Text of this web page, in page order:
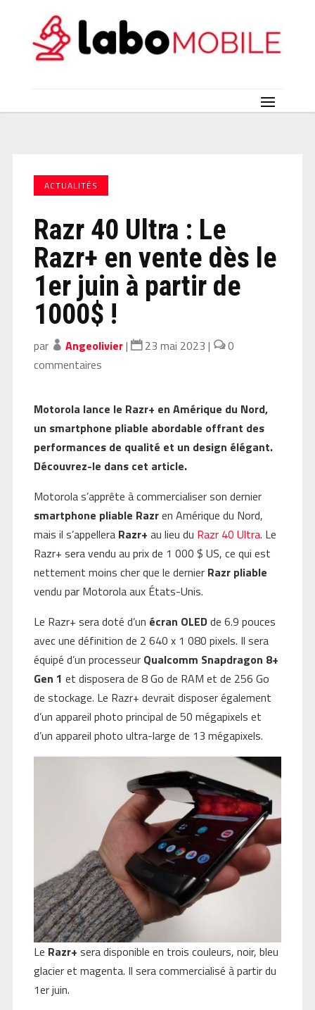
ACTUALITÉS
Razr 40 Ultra : Le
Razr+ en vente dès le
1er juin à partir de
1000$ !
par Angeolivier| 23 mai 2023 |
0
commentaires
Motorola lance le Razr+ en Amérique du Nord,
un smartphone pliable abordable offrant des
performances de qualité et un design élégant.
Découvrez-le dans cet article.
Motorola s’apprête à commercialiser son dernier
smartphone pliable Razren Amérique du Nord,
mais il s’appellera Razr+ au lieu du Razr 40 Ultra. Le
Razr+ sera vendu au prix de 1 000 $ US, ce qui est
nettement moins cher que le dernier Razr pliable
vendu par Motorola aux États-Unis.
Le Razr+ sera doté d’un écran OLEDde 6.9 pouces
avec une définition de 2 640 x 1 080 pixels. Il sera
équipé d’un processeur Qualcomm Snapdragon 8+
Gen 1 et disposera de 8 Go de RAM et de 256 Go
de stockage. Le Razr+ devrait disposer également
d’un appareil photo principal de 50 mégapixels et
d’un appareil photo ultra-large de 13 mégapixels.
Le Razr+ sera disponible en trois couleurs, noir, bleu
glacier et magenta. Il sera commercialisé à partir du
1er juin.